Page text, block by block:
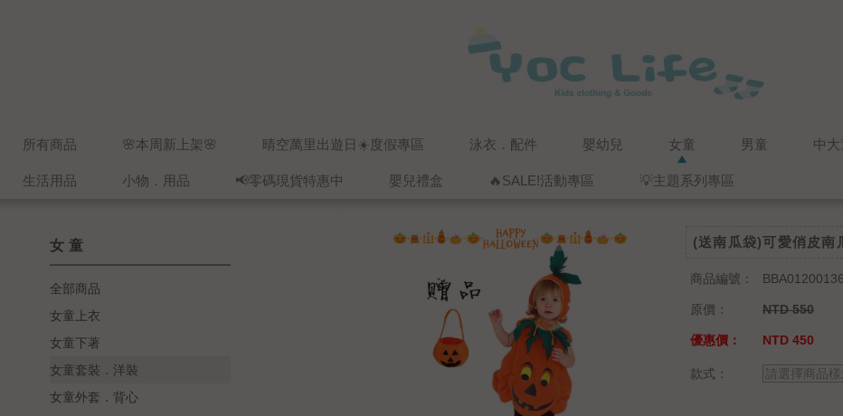
所有商品 🌸本周新上架🌸 晴空萬里出遊日☀️度假專區 泳衣．配件 嬰幼兒 女童 男童 中大
生活用品 小物．用品 📢零碼現貨特惠中 嬰兒禮盒 🔥SALE!活動專區 💡主題系列專區
女童
全部商品
女童上衣
女童下著
女童套裝．洋裝
女童外套．背心
(送南瓜袋)可愛俏皮南
商品編號：
原價： NTD 550
優惠價： NTD 450
款式： 請選擇商品樣